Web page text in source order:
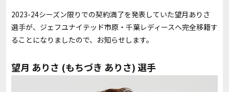
2023-24シーズン限りでの契約満了を発表していた望月ありさ
選手が、ジェフユナイテッド市原・千葉レディースへ完全移籍す
ることになりましたので、お知らせします。
望月 ありさ (もちづき ありさ) 選手